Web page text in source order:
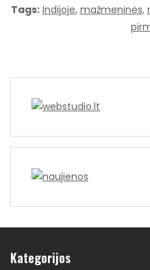
Tags: Indijoje, mažmeninės,
Kategorijos